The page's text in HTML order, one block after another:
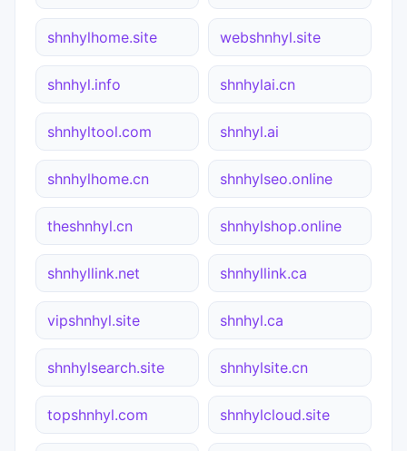
shnhylhome.site webshnhyl.site
shnhyl.info shnhylai.cn
shnhyltool.com shnhyl.ai
shnhylhome.cn shnhylseo.online
theshnhyl.cn shnhylshop.online
shnhyllink.net shnhyllink.ca
vipshnhyl.site shnhyl.ca
shnhylsearch.site shnhylsite.cn
topshnhyl.com shnhylcloud.site